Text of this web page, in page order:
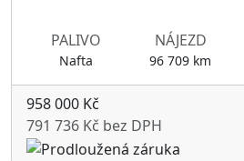
PALIVO
Nafta
NÁJEZD
96 709 km
958 000 Kč
791 736 Kč bez DPH